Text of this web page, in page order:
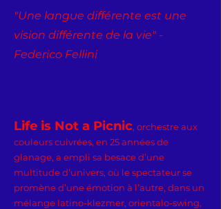
"Une langue différente est une
vision différente de la vie" -
Federico Fellini
Life is Not a Picnic, orchestre aux
couleurs cuivrées, en 25 années de
glanage, a empli sa besace d’une
multitude d’univers, où le spectateur se
promène d’une émotion à l’autre, dans un
mélange latino-klezmer, orientalo-swing,